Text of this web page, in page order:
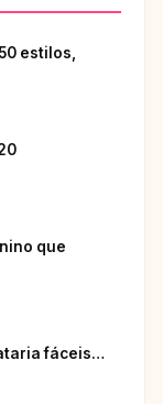
estilos,
que
fáceis…